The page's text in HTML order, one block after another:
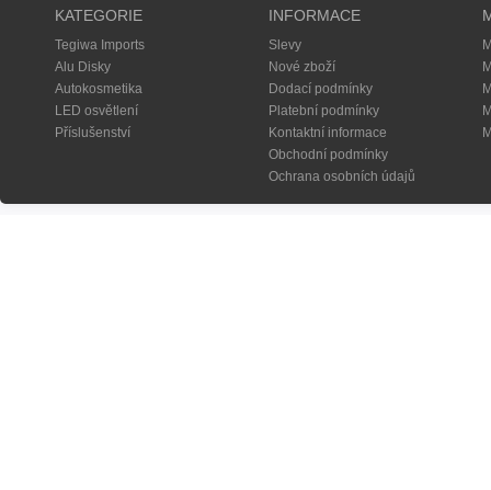
KATEGORIE
Tegiwa Imports
Alu Disky
Autokosmetika
LED osvětlení
Příslušenství
INFORMACE
Slevy
Nové zboží
Dodací podmínky
Platební podmínky
Kontaktní informace
Obchodní podmínky
Ochrana osobních údajů